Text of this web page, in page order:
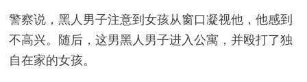
警察说，黑人男子注意到女孩从窗口凝视他，他感到
不高兴。随后，这男黑人男子进入公寓，并殴打了独
自在家的女孩。